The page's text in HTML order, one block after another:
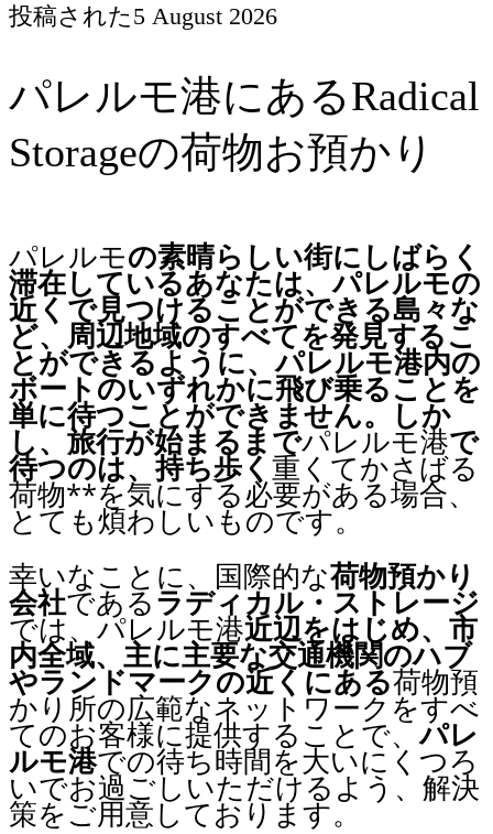
投稿された 5 August 2026
パレルモ港にあるRadical
Storageの荷物お預かり
パレルモの素晴らしい街にしばらく
滞在しているあなたは、パレルモの
近くで見つけることができる島々な
ど、周辺地域のすべてを発見するこ
とができるように、パレルモ港内の
ボートのいずれかに飛び乗ることを
単に待つことができません。しか
し、旅行が始まるまでパレルモ港で
待つのは、持ち歩く 重くてかさばる
荷物**を気にする必要がある場合、
とても煩わしいものです。
幸いなことに、国際的な荷物預かり
会社であるラディカル・ストレージ
では、パレルモ港近辺をはじめ、市
内全域、主に主要な交通機関のハブ
やランドマークの近くにある荷物預
かり所の広範なネットワークをすべ
てのお客様に提供することで、パレ
ルモ港での待ち時間を大いにくつろ
いでお過ごしいただけるよう、解決
策をご用意しております。